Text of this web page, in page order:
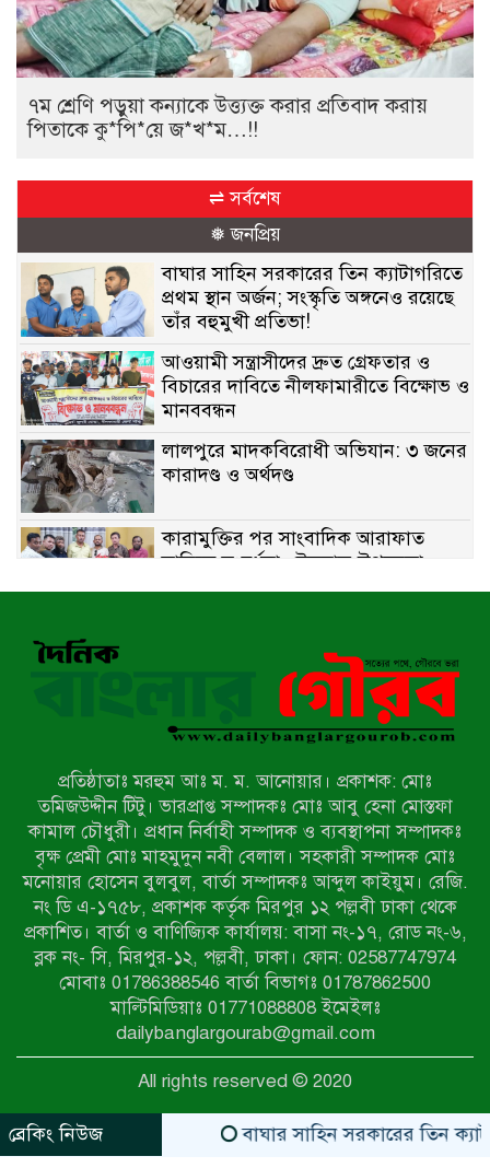
৭ম শ্রেণি পড়ুয়া কন্যাকে উত্ত্যক্ত করার প্রতিবাদ করায়
পিতাকে কু*পি*য়ে জ*খ*ম…!!
⇌ সর্বশেষ
❅ জনপ্রিয়
বাঘার সাহিন সরকারের তিন ক্যাটাগরিতে
প্রথম স্থান অর্জন; সংস্কৃতি অঙ্গনেও রয়েছে
তাঁর বহুমুখী প্রতিভা!
আওয়ামী সন্ত্রাসীদের দ্রুত গ্রেফতার ও
বিচারের দাবিতে নীলফামারীতে বিক্ষোভ ও
মানববন্ধন
লালপুরে মাদকবিরোধী অভিযান: ৩ জনের
কারাদণ্ড ও অর্থদণ্ড
কারামুক্তির পর সাংবাদিক আরাফাত
সানিকে সংবর্ধনা, টেকনাফ উপজেলা
প্রেসক্লাবের ফুলেল শুভেচ্ছা
মিয়ানমারের সীমান্তে স্থলমাইন বিস্ফোরণ:
উখিয়ার এক যুবকের পা বিচ্ছিন্ন
৭ম শ্রেণি পড়ুয়া কন্যাকে উত্ত্যক্ত করার
প্রতিবাদ করায় পিতাকে কু*পি*য়ে
জ*খ*ম…!!
জুলাই গণঅভ্যুত্থান দিবস-২০২৬ উপলক্ষে
নীলফামারীতে শহিদদের স্মরণে দোয়া
মাহফিল ও আলোচনা সভা অনুষ্ঠিত
বেলকুচিতে বজ্রপাতে শিক্ষার্থীর মৃত্যু
বেলকুচিতে গণঅভ্যুত্থান দিবসে ইসলামী
আন্দোলনের গণমিছিল ও গণহত্যার
বিচারের দাবি
প্রতিষ্ঠাতাঃ মরহুম আঃ ম. ম. আনোয়ার। প্রকাশক: মোঃ
তমিজউদ্দীন টিটু। ভারপ্রাপ্ত সম্পাদকঃ মোঃ আবু হেনা মোস্তফা
কামাল চৌধুরী। প্রধান নির্বাহী সম্পাদক ও ব্যবস্থাপনা সম্পাদকঃ
বৃক্ষ প্রেমী মোঃ মাহমুদুন নবী বেলাল। সহকারী সম্পাদক মোঃ
মনোয়ার হোসেন বুলবুল, বার্তা সম্পাদকঃ আব্দুল কাইয়ুম। রেজি.
নং ডি এ-১৭৫৮, প্রকাশক কর্তৃক মিরপুর ১২ পল্লবী ঢাকা থেকে
প্রকাশিত। বার্তা ও বাণিজ্যিক কার্যালয়: বাসা নং-১৭, রোড নং-৬,
ব্লক নং- সি, মিরপুর-১২, পল্লবী, ঢাকা। ফোন: 02587747974
মোবাঃ 01786388546 বার্তা বিভাগঃ 01787862500
মাল্টিমিডিয়াঃ 01771088808 ইমেইলঃ
dailybanglargourab@gmail.com
All rights reserved © 2020
ব্রেকিং নিউজ
বাঘার সাহিন সরকারের তিন